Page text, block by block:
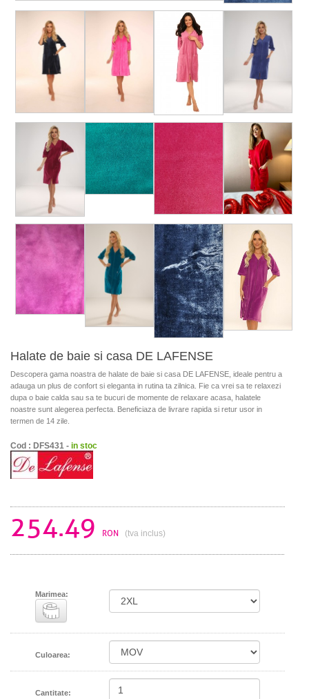
Halate de baie si casa DE LAFENSE
Descopera gama noastra de halate de baie si casa DE LAFENSE, ideale pentru a
adauga un plus de confort si eleganta in rutina ta zilnica. Fie ca vrei sa te relaxezi
dupa o baie calda sau sa te bucuri de momente de relaxare acasa, halatele
noastre sunt alegerea perfecta. Beneficiaza de livrare rapida si retur usor in
termen de 14 zile.
Cod : DFS431 - in stoc
254.49 RON (tva inclus)
Marimea:
Culoarea:
Cantitate: